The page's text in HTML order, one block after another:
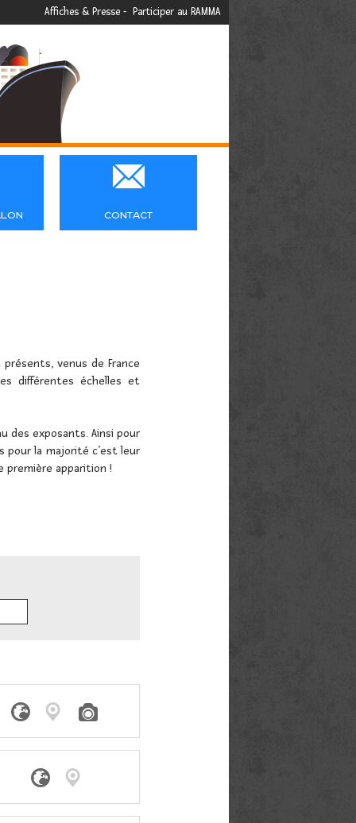
Affiches & Presse - Participer au RAMMA

CONTACT
venus de France
différentes échelles et
des exposants. Ainsi pour
pour la majorité c’est leur
apparition !
  
 